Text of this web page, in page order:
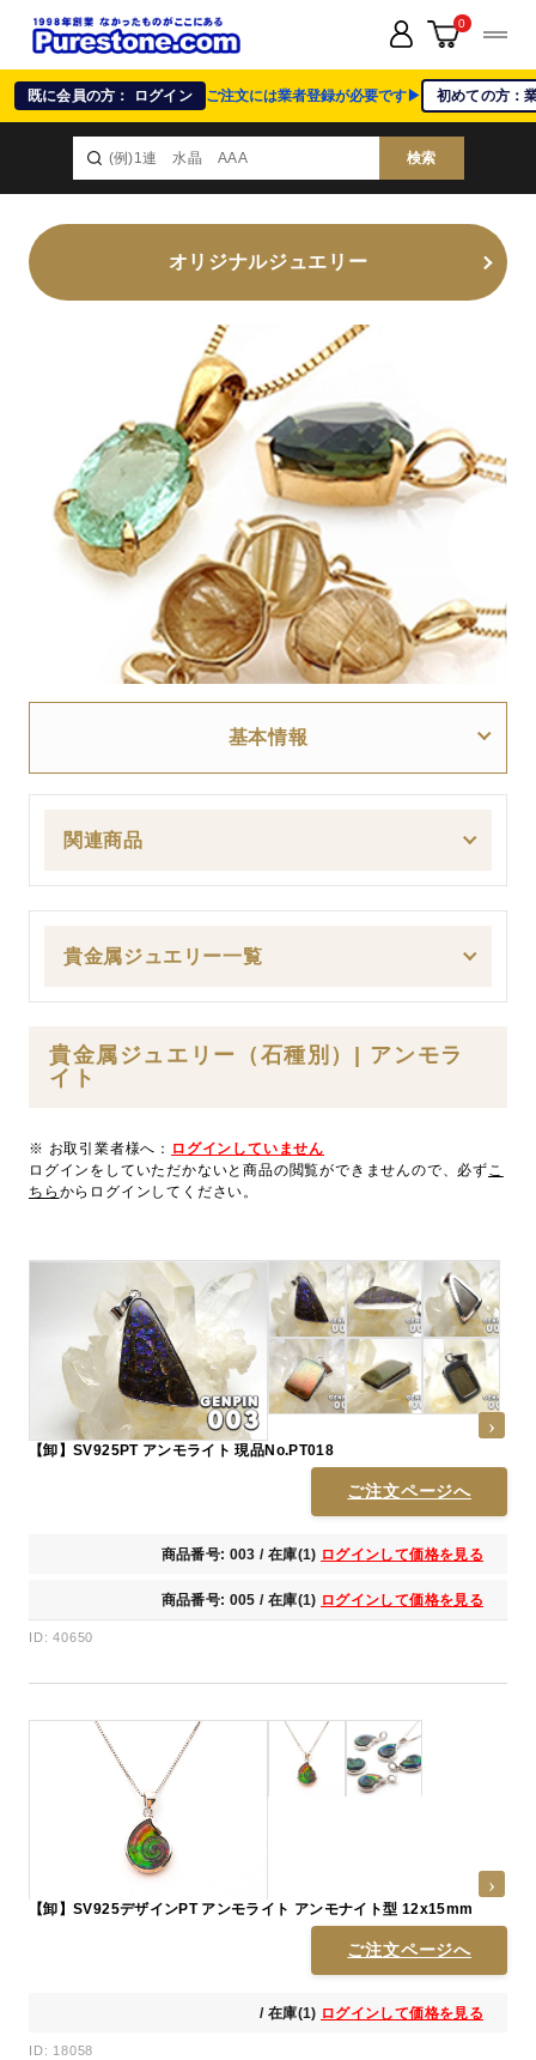
既に会員の方： ログイン ご注文には業者登録が必要です▶ 初めての方：
検索
0
オリジナルジュエリー
基本情報
関連商品
貴金属ジュエリー一覧
貴金属ジュエリー（石種別）| アンモラ
イト
※ お取引業者様へ： ログインしていません
ログインをしていただかないと商品の閲覧ができませんので、必ずこ
ちら からログインしてください。
【卸】SV925PT アンモライト 現品No.PT018
ご注文ページへ
商品番号: 003 / 在庫(1) ログインして価格を見る
商品番号: 005 / 在庫(1) ログインして価格を見る
ID: 40650
【卸】SV925デザインPT アンモライト アンモナイト型 12x15mm
ご注文ページへ
/ 在庫(1) ログインして価格を見る
ID: 18058